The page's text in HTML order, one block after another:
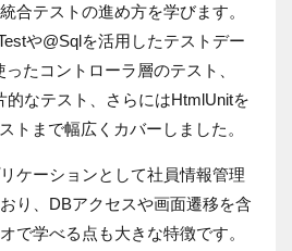
合テストの進め方を学びます。
や@Sqlを活用したテストデー
ったコントローラ層のテスト、
的なテスト、さらにはHtmlUnitを
トまで幅広くカバーしました。
ケーションとして社員情報管理
り、 DBアクセスや画面遷移を含
で学べる点も大きな特徴です。